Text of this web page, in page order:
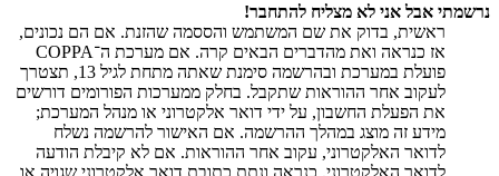
נרשמתי אבל אני לא מצליח להתחבר!
ראשית, בדוק את שם המשתמש והססמה שהזנת. אם הם נכונים,
אז כנראה ואת מהדברים הבאים קרה. אם מערכת ה־COPPA
פועלת במערכת ובהרשמה סימנת שאתה מתחת לגיל 13, תצטרך
לעקוב אחר ההוראות שתקבל. בחלק ממערכות הפורומים דורשים
את הפעלת החשבון, על ידי דואר אלקטרוני או מנהל המערכת;
מידע זה מוצג במהלך ההרשמה. אם האישור להרשמה נשלח
לדואר האלקטרוני, עקוב אחר ההוראות. אם לא קיבלת הודעה
לדואר האלקטרוני, כנראה ונתת כתובת דואר אלקטרוני שגויה או